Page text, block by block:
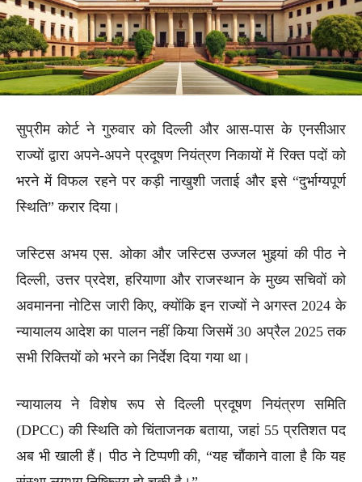
सुप्रीम कोर्ट ने गुरुवार को दिल्ली और आस-पास के एनसीआर
राज्यों द्वारा अपने-अपने प्रदूषण नियंत्रण निकायों में रिक्त पदों को
भरने में विफल रहने पर कड़ी नाखुशी जताई और इसे “दुर्भाग्यपूर्ण
स्थिति” करार दिया।
जस्टिस अभय एस. ओका और जस्टिस उज्जल भुइयां की पीठ ने
दिल्ली, उत्तर प्रदेश, हरियाणा और राजस्थान के मुख्य सचिवों को
अवमानना नोटिस जारी किए, क्योंकि इन राज्यों ने अगस्त 2024 के
न्यायालय आदेश का पालन नहीं किया जिसमें 30 अप्रैल 2025 तक
सभी रिक्तियों को भरने का निर्देश दिया गया था।
न्यायालय ने विशेष रूप से दिल्ली प्रदूषण नियंत्रण समिति
(DPCC) की स्थिति को चिंताजनक बताया, जहां 55 प्रतिशत पद
अब भी खाली हैं। पीठ ने टिप्पणी की, “यह चौंकाने वाला है कि यह